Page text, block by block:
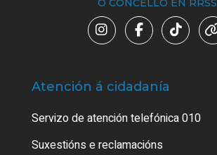
O CONCELLO EN RRSS
Atención á cidadanía
Servizo de atención telefónica 010
Suxestións e reclamacións